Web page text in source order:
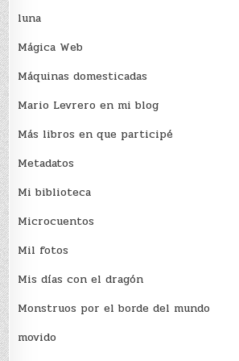
luna
Mágica Web
Máquinas domesticadas
Mario Levrero en mi blog
Más libros en que participé
Metadatos
Mi biblioteca
Microcuentos
Mil fotos
Mis días con el dragón
Monstruos por el borde del mundo
movido